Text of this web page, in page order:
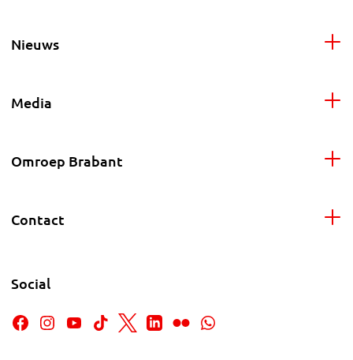
Nieuws
Media
Omroep Brabant
Contact
Social